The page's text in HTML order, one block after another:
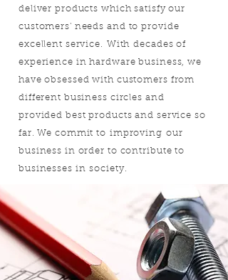
deliver products which satisfy our
customers' needs and to provide
excellent service. With decades of
experience in hardware business, we
have obsessed with customers from
different business circles and
provided best products and service so
far. We commit to improving our
business in order to contribute to
businesses in society.